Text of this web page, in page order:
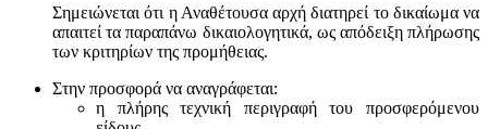
Σημειώνεται ότι η Αναθέτουσα αρχή διατηρεί το δικαίωμα να
απαιτεί τα παραπάνω δικαιολογητικά, ως απόδειξη πλήρωσης
των κριτηρίων της προμήθειας.
Στην προσφορά να αναγράφεται:
η πλήρης τεχνική περιγραφή του προσφερόμενου